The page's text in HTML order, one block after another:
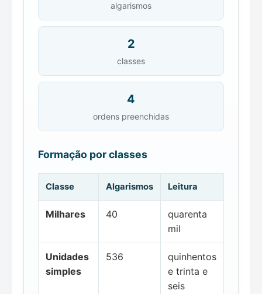
algarismos
2
classes
4
ordens preenchidas
Formação por classes
Classe Algarismos Leitura
Milhares 40
quarenta
mil
Unidades
simples
536
quinhentos
e trinta e
seis